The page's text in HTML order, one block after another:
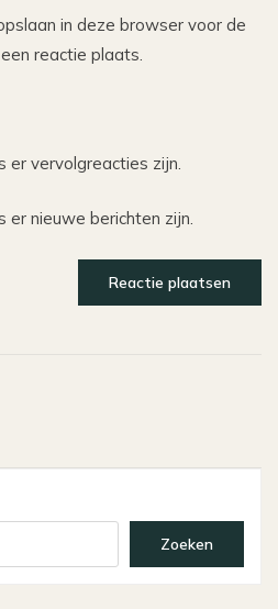
in deze browser voor de
reactie plaats.
er vervolgreacties zijn.
er nieuwe berichten zijn.
Zoeken